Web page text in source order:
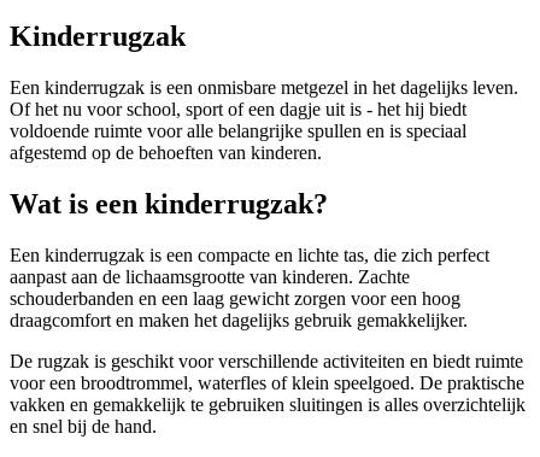
Kinderrugzak
Een kinderrugzak is een onmisbare metgezel in het dagelijks leven.
Of het nu voor school, sport of een dagje uit is - het hij biedt
voldoende ruimte voor alle belangrijke spullen en is speciaal
afgestemd op de behoeften van kinderen.
Wat is een kinderrugzak?
Een kinderrugzak is een compacte en lichte tas, die zich perfect
aanpast aan de lichaamsgrootte van kinderen. Zachte
schouderbanden en een laag gewicht zorgen voor een hoog
draagcomfort en maken het dagelijks gebruik gemakkelijker.
De rugzak is geschikt voor verschillende activiteiten en biedt ruimte
voor een broodtrommel, waterfles of klein speelgoed. De praktische
vakken en gemakkelijk te gebruiken sluitingen is alles overzichtelijk
en snel bij de hand.